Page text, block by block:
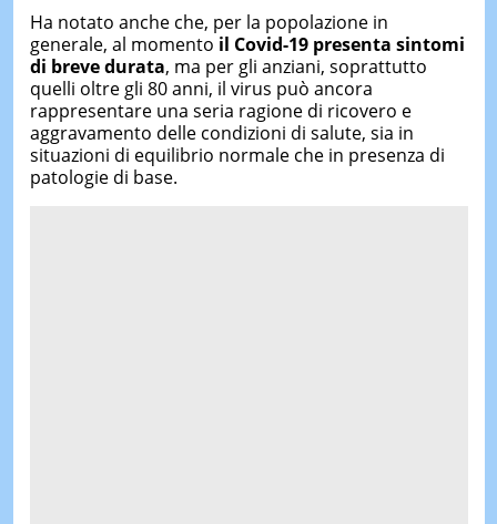
Ha notato anche che, per la popolazione in
generale, al momento il Covid-19 presenta sintomi
di breve durata, ma per gli anziani, soprattutto
quelli oltre gli 80 anni, il virus può ancora
rappresentare una seria ragione di ricovero e
aggravamento delle condizioni di salute, sia in
situazioni di equilibrio normale che in presenza di
patologie di base.